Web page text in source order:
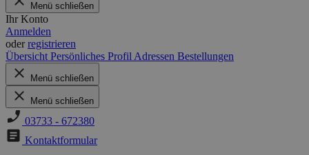
Menü schließen
Ihr Konto
Anmelden
oderregistrieren
Übersicht Persönliches Profil Adressen Bestellungen
Menü schließen
Menü schließen
03733 - 672380
Kontaktformular